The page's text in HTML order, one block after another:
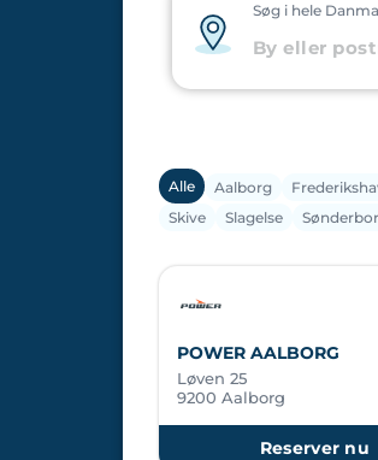
Søg i hele
Alle Aalborg
Skive
Slagelse
POWER AALBORG
Løven 25
9200 Aalborg
Reserver nu